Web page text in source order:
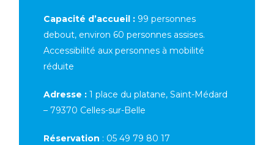
Capacité d’accueil : 99 personnes
debout, environ 60 personnes assises.
Accessibilité aux personnes à mobilité
réduite
Adresse : 1 place du platane, Saint-Médard
– 79370 Celles-sur-Belle
Réservation : 05 49 79 80 17